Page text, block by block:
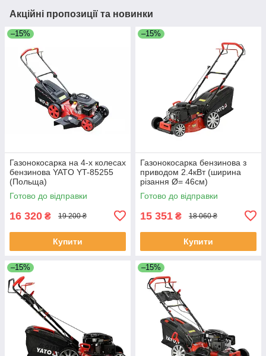
Акційні пропозиції та новинки
–15%
Газонокосарка на 4-х колесах
бензинова YATO YT-85255
(Польща)
Готово до відправки
16 320 ₴ 19 200 ₴
Купити
–15%
Газонокосарка бензинова з
приводом 2.4кВт (ширина
різання Ø= 46см)
травозбірник 62л Yato YT-
85525
Готово до відправки
15 351 ₴ 18 060 ₴
Купити
–15% –15%